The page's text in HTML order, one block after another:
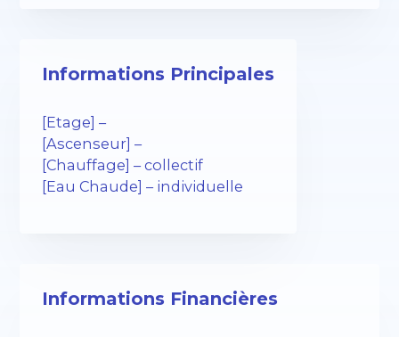
Informations Principales
[Etage] –
[Ascenseur] –
[Chauffage] – collectif
[Eau Chaude] – individuelle
Informations Financières